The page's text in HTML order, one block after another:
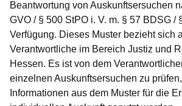
Beantwortung von Auskunftsersuchen
GVO / § 500 StPO i. V. m. § 57 BDSG /
Verfügung. Dieses Muster bezieht sich
Verantwortliche im Bereich Justiz und
Hessen. Es ist von dem
einzelnen Auskunftsersuchen zu
Informationen aus dem Muster für die